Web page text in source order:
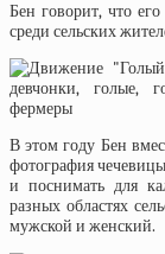
Бен говорит, что
среди сельских
В этом году Бен
фотография
и поснимать для
разных областях
мужской и женский.